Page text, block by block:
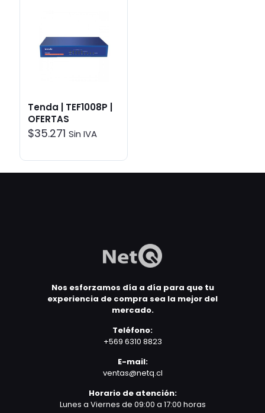
Tenda | TEF1008P |
OFERTAS
$35.271 Sin IVA
Nos esforzamos día a día para que tu
experiencia de compra sea la mejor del
mercado.
Teléfono:
+569 6310 8823
E-mail:
ventas@netq.cl
Horario de atención:
Lunes a Viernes de 09:00 a 17:00 horas